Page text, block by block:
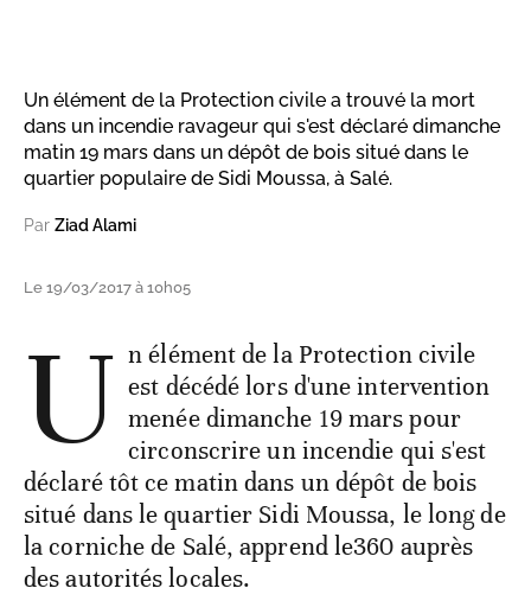
Un élément de la Protection civile a trouvé la mort
dans un incendie ravageur qui s'est déclaré dimanche
matin 19 mars dans un dépôt de bois situé dans le
quartier populaire de Sidi Moussa, à Salé.
Par Ziad Alami
Le 19/03/2017 à 10h05
U n élément de la Protection civile
est décédé lors d'une intervention
menée dimanche 19 mars pour
circonscrire un incendie qui s'est
déclaré tôt ce matin dans un dépôt de bois
situé dans le quartier Sidi Moussa, le long de
la corniche de Salé, apprend le360 auprès
des autorités locales.